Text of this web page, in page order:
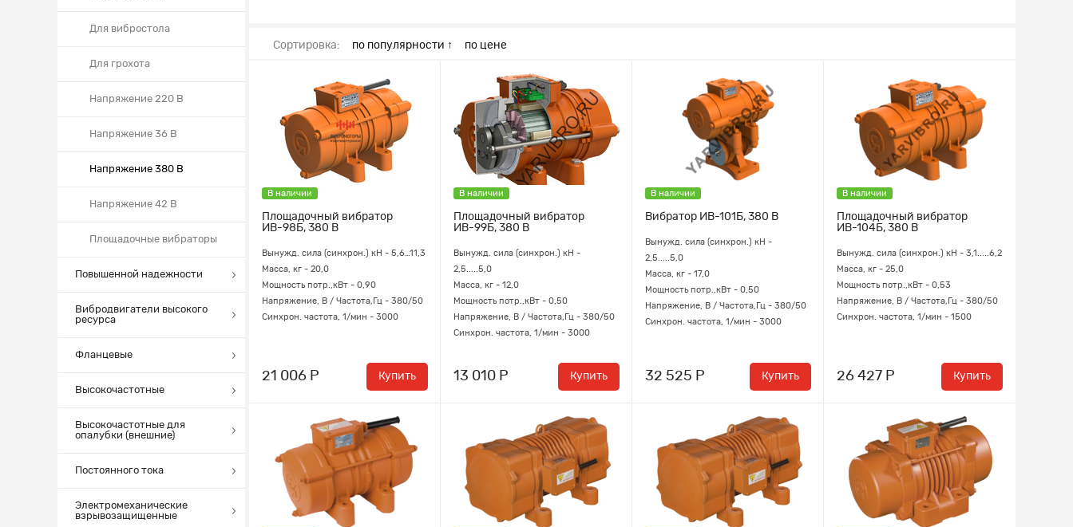
Для вибростола
Для грохота
Напряжение 220 В
Напряжение 36 В
Напряжение 380 В
Напряжение 42 В
Площадочные вибраторы
Повышенной надежности
Вибродвигатели высокого
ресурса
Фланцевые
Высокочастотные
Высокочастотные для
опалубки (внешние)
Постоянного тока
Электромеханические
взрывозащищенные
Сортировка: по популярности ↑ по цене
В наличии
Площадочный вибратор
ИВ-98Б, 380 В
Вынужд. сила (синхрон.) кН - 5,6…11,3
Масса, кг - 20,0
Мощность потр.,кВт - 0,90
Напряжение, В / Частота,Гц - 380/50
Синхрон. частота, 1/мин - 3000
21 006 Р Купить
В наличии
Площадочный вибратор
ИВ-99Б, 380 В
Вынужд. сила (синхрон.) кН -
2,5.....5,0
Масса, кг - 12,0
Мощность потр.,кВт - 0,50
Напряжение, В / Частота,Гц - 380/50
Синхрон. частота, 1/мин - 3000
13 010 Р Купить
В наличии
Вибратор ИВ-101Б, 380 В
Вынужд. сила (синхрон.) кН -
2,5.....5,0
Масса, кг - 17,0
Мощность потр.,кВт - 0,50
Напряжение, В / Частота,Гц - 380/50
Синхрон. частота, 1/мин - 3000
32 525 Р Купить
В наличии
Площадочный вибратор
ИВ-104Б, 380 В
Вынужд. сила (синхрон.) кН - 3,1.....6,2
Масса, кг - 25,0
Мощность потр.,кВт - 0,53
Напряжение, В / Частота,Гц - 380/50
Синхрон. частота, 1/мин - 1500
26 427 Р Купить